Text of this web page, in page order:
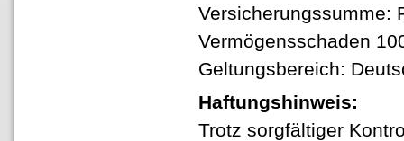
Versicherungssumme:
Vermögensschaden
Geltungsbereich:
Haftungshinweis:
Trotz sorgfältiger